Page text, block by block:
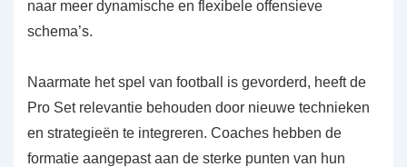
naar meer dynamische en flexibele offensieve
schema’s.
Naarmate het spel van football is gevorderd, heeft de
Pro Set relevantie behouden door nieuwe technieken
en strategieën te integreren. Coaches hebben de
formatie aangepast aan de sterke punten van hun